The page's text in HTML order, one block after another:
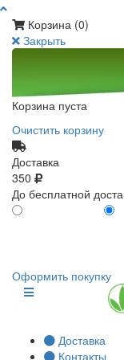
Корзина (0)
Закрыть
Корзина пуста
Очистить корзину
Доставка
350
До бесплатной
Оформить покупку
Доставка
Контакты